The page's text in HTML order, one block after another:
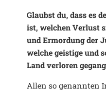
Glaubst du, dass es
ist, welchen Verlust
und Ermordung der
welche geistige und
Land verloren
Allen so genannten